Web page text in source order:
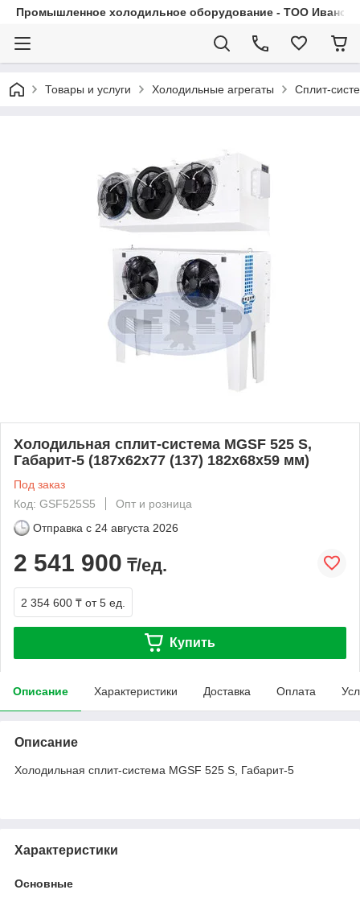
Промышленное холодильное оборудование - ТОО
Товары и услуги Холодильные агрегаты Сплит-
Холодильная сплит-система МGSF 525 S,
Габарит-5 (187х62х77 (137) 182х68х59 мм)
Под заказ
Код: GSF525S5
Опт и розница
Отправка с 24 августа 2026
2 541 900 ₸/ед.
2 354 600 ₸ от 5 ед.
Купить
Описание Характеристики Доставка Оплата
Описание
Холодильная сплит-система МGSF 525 S, Габарит-5
Характеристики
Основные